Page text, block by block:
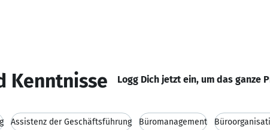
Kenntnisse Logg Dich jetzt ein, um das ganze
Assistenz der Geschäftsführung Büromanagement